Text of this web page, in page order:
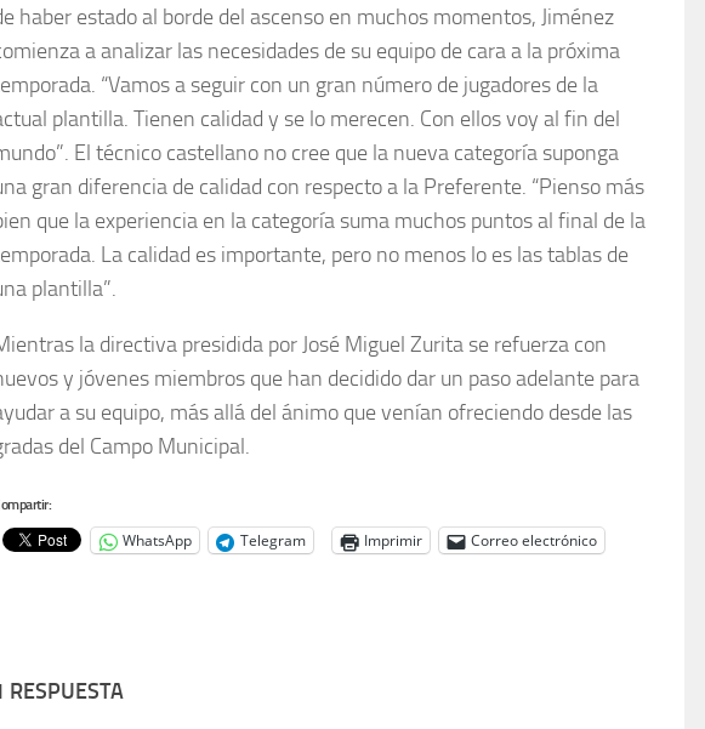
haber estado al borde del ascenso en muchos momentos, Jiménez
a analizar las necesidades de su equipo de cara a la próxima
“Vamos a seguir con un gran número de jugadores de la
plantilla. Tienen calidad y se lo merecen. Con ellos voy al fin del
El técnico castellano no cree que la nueva categoría suponga
gran diferencia de calidad con respecto a la Preferente. “Pienso más
que la experiencia en la categoría suma muchos puntos al final de la
La calidad es importante, pero no menos lo es las tablas de
plantilla”.
la directiva presidida por José Miguel Zurita se refuerza con
y jóvenes miembros que han decidido dar un paso adelante para
a su equipo, más allá del ánimo que venían ofreciendo desde las
del Campo Municipal.
WhatsApp Telegram Imprimir Correo electrónico
RESPUESTA